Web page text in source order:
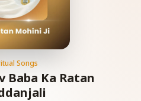
Songs
Baba Ka Ratan